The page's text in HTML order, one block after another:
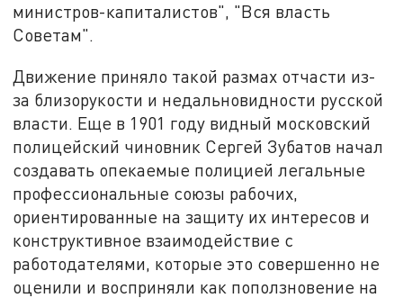
министров-капиталистов", "Вся власть
Советам".
Движение приняло такой размах отчасти из-
за близорукости и недальновидности русской
власти. Еще в 1901 году видный московский
полицейский чиновник Сергей Зубатов начал
создавать опекаемые полицией легальные
профессиональные союзы рабочих,
ориентированные на защиту их интересов и
конструктивное взаимодействие с
работодателями, которые это совершенно не
оценили и восприняли как поползновение на